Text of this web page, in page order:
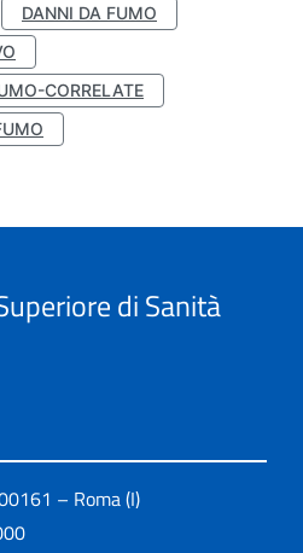
DANNI DA FUMO
CORRELATE
di Sanità
– Roma (I)